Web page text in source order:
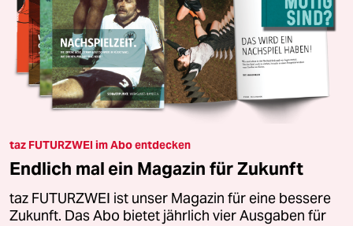
taz FUTURZWEI im Abo entdecken
Endlich mal ein Magazin für Zukunft
taz FUTURZWEI ist unser Magazin für eine bessere
Zukunft. Das Abo bietet jährlich vier Ausgaben für